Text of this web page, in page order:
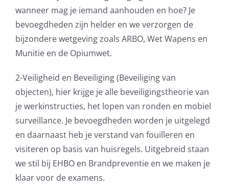
wanneer mag je iemand aanhouden en hoe? Je
bevoegdheden zijn helder en we verzorgen de
bijzondere wetgeving zoals ARBO, Wet Wapens en
Munitie en de Opiumwet.
2-Veiligheid en Beveiliging (Beveiliging van
objecten), hier krijge je alle beveiligingstheorie van
je werkinstructies, het lopen van ronden en mobiel
surveillance. Je bevoegdheden worden je uitgelegd
en daarnaast heb je verstand van fouilleren en
visiteren op basis van huisregels. Uitgebreid staan
we stil bij EHBO en Brandpreventie en we maken je
klaar voor de examens.